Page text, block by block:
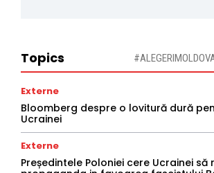
Topics
Externe
Bloomberg despre o lovitură dură
Ucrainei
Externe
Președintele Poloniei cere Ucrainei să